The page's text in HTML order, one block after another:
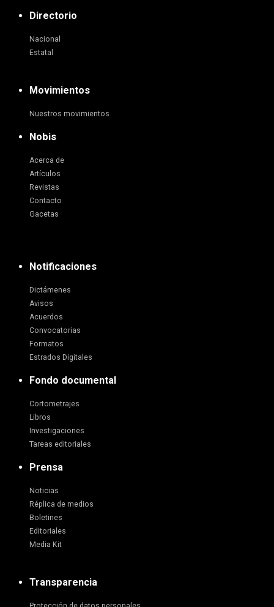
Directorio
Nacional
Estatal
Movimientos
Nuestros movimientos
Nobis
Acerca de
Artículos
Revistas
Contacto
Gacetas
Notificaciones
Dictámenes
Avisos
Acuerdos
Convocatorias
Formatos
Estrados Digitales
Fondo documental
Cortometrajes
Libros
Investigaciones
Tareas editoriales
Prensa
Noticias
Réplica de medios
Boletines
Editoriales
Media Kit
Transparencia